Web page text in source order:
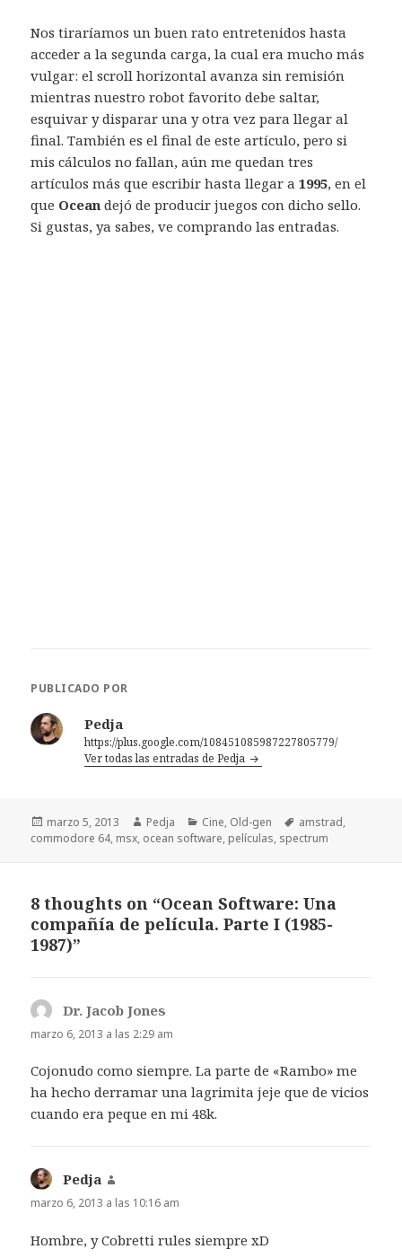
Nos tiraríamos un buen rato entretenidos hasta
acceder a la segunda carga, la cual era mucho más
vulgar: el scroll horizontal avanza sin remisión
mientras nuestro robot favorito debe saltar,
esquivar y disparar una y otra vez para llegar al
final. También es el final de este artículo, pero si
mis cálculos no fallan, aún me quedan tres
artículos más que escribir hasta llegar a1995, en el
que Ocean dejó de producir juegos con dicho sello.
Si gustas, ya sabes, ve comprando las entradas.
PUBLICADO POR
Pedja
https://plus.google.com/108451085987227805779/
Ver todas las entradas de Pedja
Publicado
el
marzo 5, 2013 Autor
Pedja Categorías
Cine, Old-gen Etiquetas
amstrad,
commodore 64, msx, ocean software, películas, spectrum
8 thoughts on “Ocean Software: Una
compañía de película. Parte I (1985-
1987)”
Dr. Jacob Jones
marzo 6, 2013 a las 2:29 am
Cojonudo como siempre. La parte de «Rambo» me
ha hecho derramar una lagrimita jeje que de vicios
cuando era peque en mi 48k.
Pedja
marzo 6, 2013 a las 10:16 am
Hombre, y Cobretti rules siempre xD